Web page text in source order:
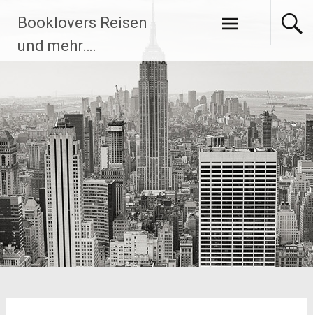
Inhalt
springen
Booklovers Reisen
und mehr….